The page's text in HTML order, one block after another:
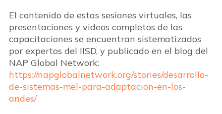
El contenido de estas sesiones virtuales, las
presentaciones y videos completos de las
capacitaciones se encuentran sistematizados
por expertos del IISD, y publicado en el blog del
NAP Global Network:
https://napglobalnetwork.org/stories/desarrollo-
de-sistemas-mel-para-adaptacion-en-los-
andes/